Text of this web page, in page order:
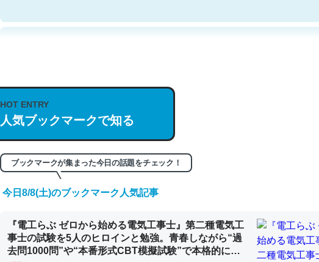
これは良記事。32768トークンだと英語小説100ページ分くらい。小説でいう「
の伏線」は回収されないけど、短期記憶というには多い分量。進化すればする
やすく強くなりそう
HOT ENTRY
人気ブックマークで知る
ブックマークが集まった今日の話題をチェック！
今日8/8(土)のブックマーク人気記事
『電工らぶ ゼロから始める電気工事士』第二種電気工
事士の試験を5人のヒロインと勉強。青春しながら“過
去問1000問”や“本番形式CBT模擬試験”で本格的に学